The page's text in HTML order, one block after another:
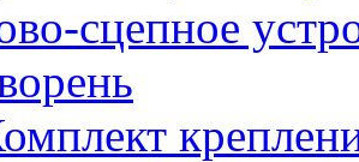
сцепное